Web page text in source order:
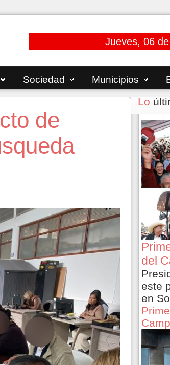
Jueves, 06
Sociedad Municipios
de
Lo
del
este
en